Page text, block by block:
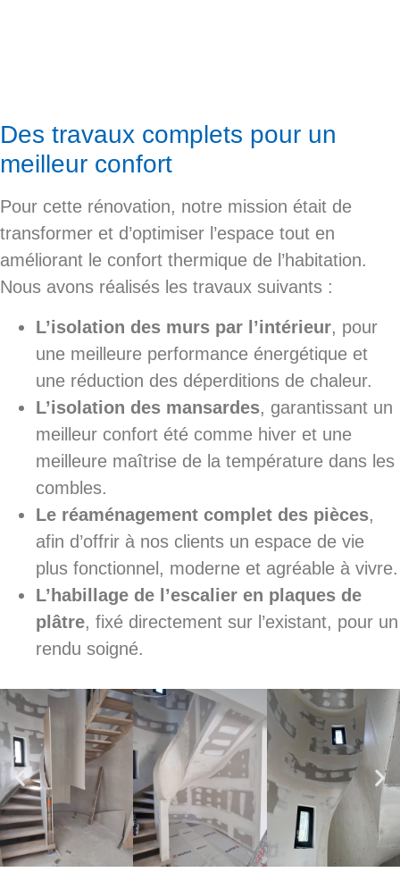
Des travaux complets pour un
meilleur confort
Pour cette rénovation, notre mission était de
transformer et d’optimiser l’espace tout en
améliorant le confort thermique de l’habitation.
Nous avons réalisés les travaux suivants :
L’isolation des murs par l’intérieur, pour
une meilleure performance énergétique et
une réduction des déperditions de chaleur.
L’isolation des mansardes, garantissant un
meilleur confort été comme hiver et une
meilleure maîtrise de la température dans les
combles.
Le réaménagement complet des pièces,
afin d’offrir à nos clients un espace de vie
plus fonctionnel, moderne et agréable à vivre.
L’habillage de l’escalier en plaques de
plâtre, fixé directement sur l’existant, pour un
rendu soigné.